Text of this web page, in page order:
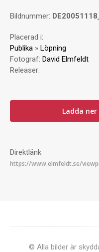
Bildnummer:
Placerad i:
Publika » Löpning
Fotograf: David Elmfeldt
Releaser:
Ladda
Direktlänk
© Alla bilder är